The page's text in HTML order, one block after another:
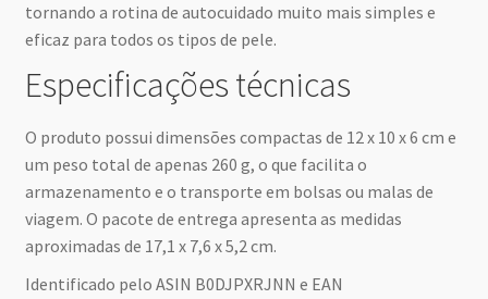
tornando a rotina de autocuidado muito mais simples e
eficaz para todos os tipos de pele.
Especificações técnicas
O produto possui dimensões compactas de 12 x 10 x 6 cm e
um peso total de apenas 260 g, o que facilita o
armazenamento e o transporte em bolsas ou malas de
viagem. O pacote de entrega apresenta as medidas
aproximadas de 17,1 x 7,6 x 5,2 cm.
Identificado pelo ASIN B0DJPXRJNN e EAN